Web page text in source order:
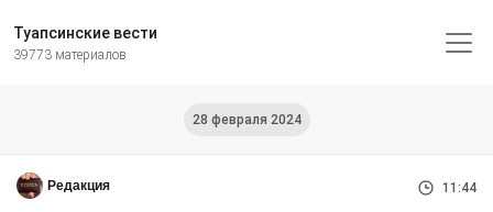
Туапсинские вести
39773 материалов
28 февраля 2024
Редакция 11:44